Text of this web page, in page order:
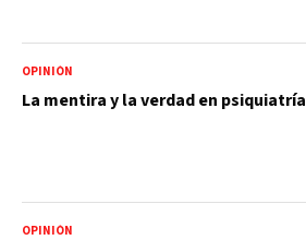
OPINIÓN
La mentira y la verdad en psiquiatría
OPINIÓN